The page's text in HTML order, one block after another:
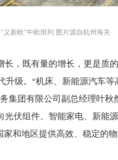
“义新欧”中欧班列 图片源自杭州海关
，既有量的增长，更是质的
升级。“机床、新能源汽车
集团有限公司副总经理叶
伏组件、智能家电、新能
和地区提供高效、稳定的物